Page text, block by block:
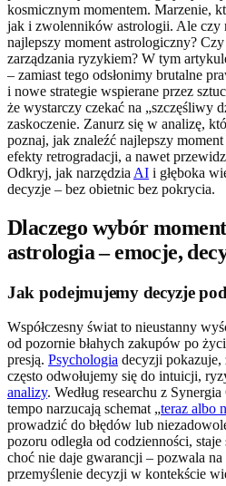
kosmicznym momentem. Marzenie,
jak i zwolenników astrologii. Ale czy
najlepszy moment astrologiczny?
zarządzania ryzykiem? W tym
– zamiast tego odsłonimy brutalne
i nowe strategie wspierane przez
że wystarczy czekać na „szczęśliwy
zaskoczenie. Zanurz się w analizę,
poznaj, jak znaleźć najlepszy
efekty retrogradacji, a nawet
Odkryj, jak narzędzia AI i głęboka
decyzje – bez obietnic bez pokrycia.
Dlaczego wybór
astrologia – emocje,
Jak podejmujemy decyzje
Współczesny świat to nieustanny
od pozornie błahych zakupów po
presją. Psychologia decyzji pokazuje,
często odwołujemy się do intuicji,
analizy. Według researchu z Synergia
tempo narzucają schemat „teraz albo
prowadzić do błędów lub
pozoru odległa od codzienności,
choć nie daje gwarancji – pozwala na
przemyślenie decyzji w kontekście